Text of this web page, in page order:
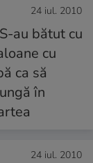
24 iul. 2010
24 iul. 2010